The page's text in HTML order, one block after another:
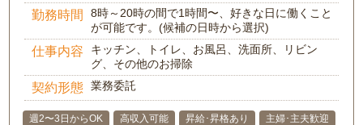
勤務時間
8時～20時の間で1時間〜、好きな日に働くこと
が可能です。(候補の日時から選択)
仕事内容
キッチン、トイレ、お風呂、洗面所、リビン
グ、その他のお掃除
契約形態 業務委託
週2〜3日からOK 高収入可能 昇給･昇格あり
主婦･主夫歓迎